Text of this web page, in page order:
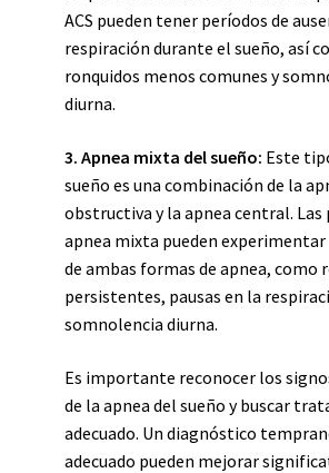
ACS pueden tener períodos de
respiración durante el sueño, así
ronquidos menos comunes y
diurna.
3. Apnea mixta del sueño: Este
sueño es una combinación de la
obstructiva y la apnea central. Las
apnea mixta pueden
de ambas formas de apnea, como
persistentes, pausas en la
somnolencia diurna.
Es importante reconocer los
de la apnea del sueño y buscar
adecuado. Un diagnóstico
adecuado pueden mejorar